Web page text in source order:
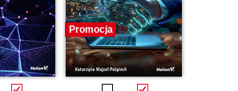
Promocja